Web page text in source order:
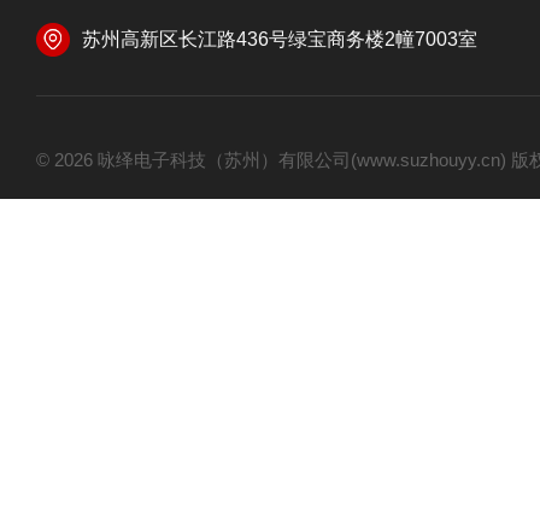
苏州高新区长江路436号绿宝商务楼2幢7003室
© 2026 咏绎电子科技（苏州）有限公司(www.suzhouyy.cn)